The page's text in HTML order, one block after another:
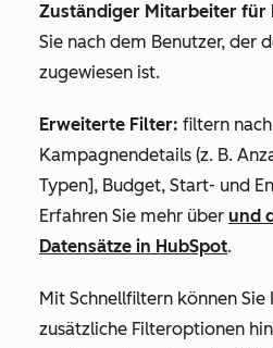
Zuständiger Mitarbeiter für
Sie nach dem Benutzer, der
zugewiesen ist.
Erweiterte Filter: filtern
Kampagnendetails (z. B.
Typen], Budget, Start- und
Erfahren Sie mehr über und
Datensätze in HubSpot.
Mit Schnellfiltern können Sie
zusätzliche Filteroptionen